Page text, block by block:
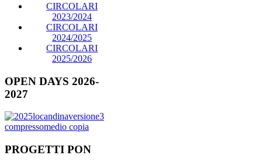
CIRCOLARI
2023/2024
CIRCOLARI
2024/2025
CIRCOLARI
2025/2026
OPEN DAYS 2026-
2027
PROGETTI PON